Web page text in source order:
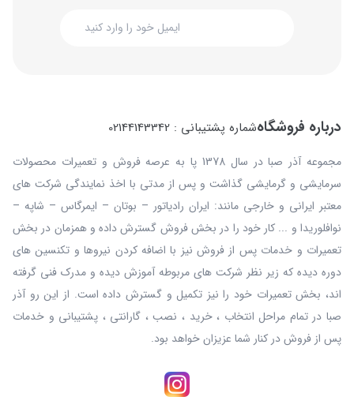
درباره فروشگاهشماره پشتیبانی : 02144143342
مجموعه آذر صبا در سال 1378 پا به عرصه فروش و تعمیرات محصولات
سرمایشی و گرمایشی گذاشت و پس از مدتی با اخذ نمایندگی شرکت های
معتبر ایرانی و خارجی مانند: ایران رادیاتور – بوتان – ایمرگاس – شاپه –
نوافلوریدا و ... کار خود را در بخش فروش گسترش داده و همزمان در بخش
تعمیرات و خدمات پس از فروش نیز با اضافه کردن نیروها و تکنسین های
دوره دیده که زیر نظر شرکت های مربوطه آموزش دیده و مدرک فنی گرفته
اند، بخش تعمیرات خود را نیز تکمیل و گسترش داده است. از این رو آذر
صبا در تمام مراحل انتخاب ، خرید ، نصب ، گارانتی ، پشتیبانی و خدمات
پس از فروش در کنار شما عزیزان خواهد بود.